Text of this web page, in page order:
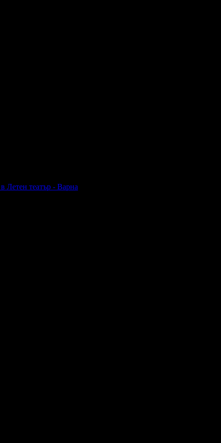
Летен театър - Варна